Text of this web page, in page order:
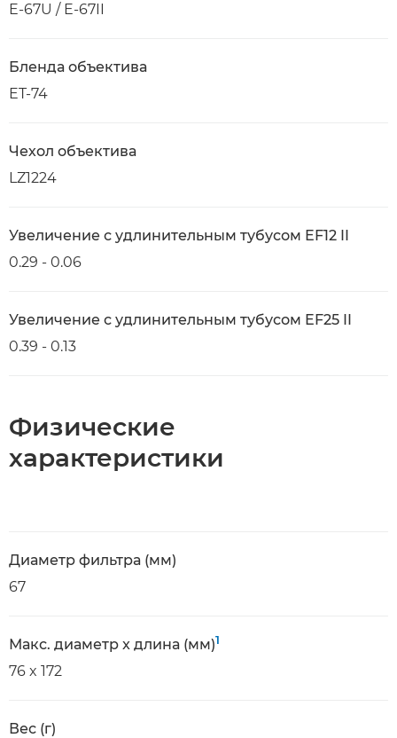
E-67U / E-67II
Бленда объектива
ET-74
Чехол объектива
LZ1224
Увеличение с удлинительным тубусом EF12 II
0.29 - 0.06
Увеличение с удлинительным тубусом EF25 II
0.39 - 0.13
Физические
характеристики
Диаметр фильтра (мм)
67
Макс. диаметр x длина (мм)1
76 x 172
Вес (г)